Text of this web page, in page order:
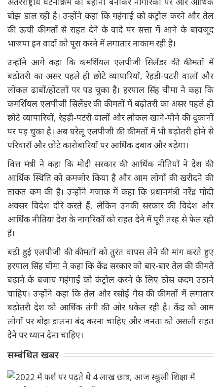
बोझ डाल रही है। उन्होंने कहा कि महंगाई को कंट्रोल करने और तेल
की ऊंची कीमतों से राहत देने के वादे पर सत्ता में आने के बावजूद
भाजपा इन वादों को पूरा करने में लगातार नाकाम रही है।
उन्होंने आगे कहा कि कमर्शियल एलपीजी सिलेंडर की कीमतों में
बढ़ोतरी का असर पहले ही छोटे व्यापारियों, रेहड़ी-पटरी वालों और
लोकल ढाबों/होटलों पर पड़ चुका है। हरपाल सिंह चीमा ने कहा कि
कमर्शियल एलपीजी सिलेंडर की कीमतों में बढ़ोतरी का असर पहले ही
छोटे व्यापारियों, रेहड़ी-पटरी वालों और लोकल खाने-पीने की दुकानों
पर पड़ चुका है। अब घरेलू एलपीजी की कीमतों में भी बढ़ोतरी होने से
परिवारों और छोटे कारोबारियों पर आर्थिक दबाव और बढ़ेगा।
वित्त मंत्री ने कहा कि मोदी सरकार की आर्थिक नीतियों ने देश की
आर्थिक स्थिति को कमजोर किया है और आम लोगों की खरीदने की
ताकत कम की है। उन्होंने मज़ाक में कहा कि प्रधानमंत्री नरेंद्र मोदी
अक्सर विदेश दौरे करते हैं, लेकिन उनकी सरकार की विदेश और
आर्थिक नीतियां देश के नागरिकों को राहत देने में पूरी तरह से फेल रही
हैं।
बढ़ी हुई एलपीजी की कीमतों को तुरंत वापस लेने की मांग करते हुए
हरपाल सिंह चीमा ने कहा कि केंद्र सरकार को बार-बार तेल की कीमतें
बढ़ाने के बजाय महंगाई को कंट्रोल करने के लिए ठोस कदम उठाने
चाहिए। उन्होंने कहा कि तेल और रसोई गैस की कीमतों में लगातार
बढ़ोतरी देश को आर्थिक तंगी की ओर धकेल रही है। केंद्र को आम
लोगों पर बोझ डालना बंद करना चाहिए और जनता को असली राहत
देने पर ध्यान देना चाहिए।
सम्बंधित खबर